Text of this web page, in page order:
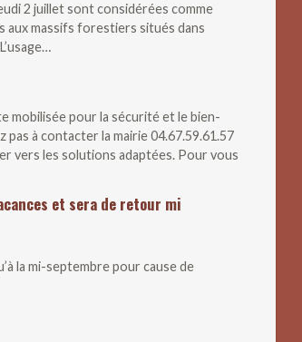
2 juillet sont considérées comme
aux massifs forestiers situés dans
mobilisée pour la sécurité et le bien-
à contacter la mairie 04.67.59.61.57
vers les solutions adaptées. Pour vous
et sera de retour mi
la mi-septembre pour cause de